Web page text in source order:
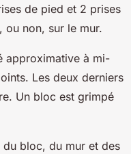
de pied et 2 prises
ou non, sur le mur.
approximative à mi-
Les deux derniers
Un bloc est grimpé
bloc, du mur et des